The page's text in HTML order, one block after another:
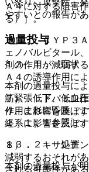
い怒り、攻撃性、
やすいとの報告があ
過量投与
１３．１． 症状
本剤の過量投与に
筋緊張低下、低血
り、まれに昏睡、
１．１．１参照〕。
１３．２． 処置
本剤の過量投与が
Ａ４に対する阻害
る）］。
６）． ＣＹＰ３Ａ
ェノバルビタール
剤の作用が減弱す
Ａ４の誘導作用に
７）． ドパミン作
作用に影響を及ぼ
経系に影響を及ぼ
８）． キサンチン
減弱するおそれが
される可能性があ